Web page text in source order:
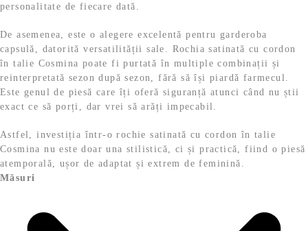
personalitate de fiecare dată.
De asemenea, este o alegere excelentă pentru garderoba
capsulă, datorită versatilității sale. Rochia satinată cu cordon
în talie Cosmina poate fi purtată în multiple combinații și
reinterpretată sezon după sezon, fără să își piardă farmecul.
Este genul de piesă care îți oferă siguranță atunci când nu știi
exact ce să porți, dar vrei să arăți impecabil.
Astfel, investiția într-o rochie satinată cu cordon în talie
Cosmina nu este doar una stilistică, ci și practică, fiind o piesă
atemporală, ușor de adaptat și extrem de feminină.
Măsuri